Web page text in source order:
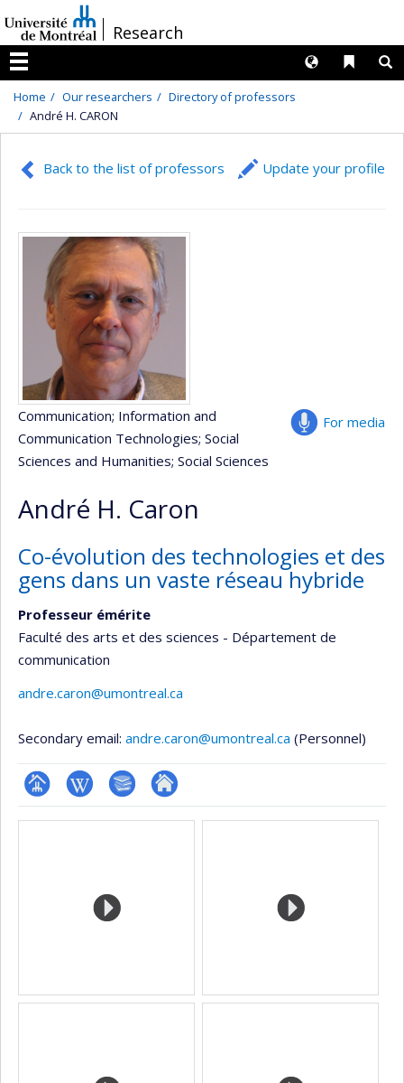
au
contenu
/Research
Menu
Liens
Langues
Home Our researchers
Directory of professors
André H. CARON
Back to the list of professors Update your profile
For media
Communication; Information and
Communication Technologies; Social
Sciences and Humanities; Social Sciences
André H. Caron
Co-évolution des technologies et des
gens dans un vaste réseau hybride
Professeur émérite
Faculté des arts et des sciences - Département de
communication
andre.caron@umontreal.ca
Secondary email: andre.caron@umontreal.ca (Personnel)
Page Wiki Bibliographie
Autre
Media